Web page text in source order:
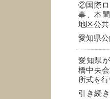
②国際ロ
事、本
地区公
愛知県公
愛知県
橋中央
所式を行
引き続